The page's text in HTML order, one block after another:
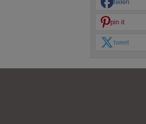
teilen
pin it
tweet